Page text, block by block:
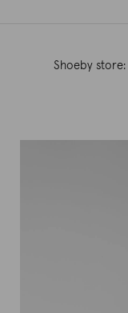
Shoeby store: